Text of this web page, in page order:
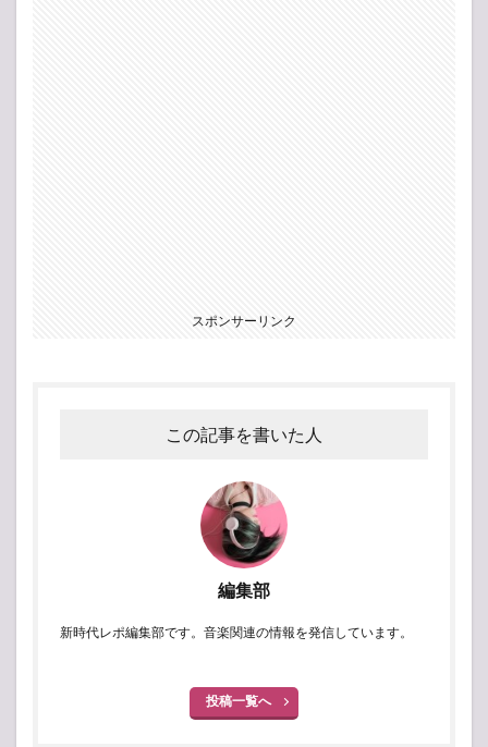
スポンサーリンク
この記事を書いた人
編集部
新時代レポ編集部です。音楽関連の情報を発信しています。
投稿一覧へ